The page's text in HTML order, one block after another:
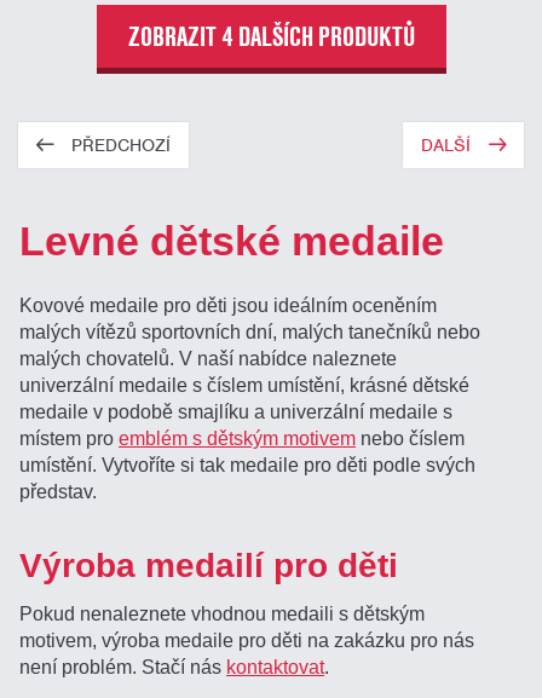
ZOBRAZIT 4 DALŠÍCH PRODUKTŮ
PŘEDCHOZÍ DALŠÍ
Levné dětské medaile
Kovové medaile pro děti jsou ideálním oceněním
malých vítězů sportovních dní, malých tanečníků nebo
malých chovatelů. V naší nabídce naleznete
univerzální medaile s číslem umístění, krásné dětské
medaile v podobě smajlíku a univerzální medaile s
místem proemblém s dětským motivem nebo číslem
umístění. Vytvoříte si tak medaile pro děti podle svých
představ.
Výroba medailí pro děti
Pokud nenaleznete vhodnou medaili s dětským
motivem, výroba medaile pro děti na zakázku pro nás
není problém. Stačí nás kontaktovat.